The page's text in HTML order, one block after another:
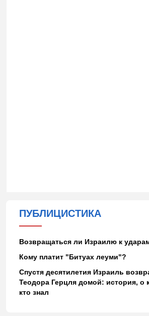
ПУБЛИЦИСТИКА
Возвращаться ли Израилю к
Кому платит "Битуах леуми"?
Спустя десятилетия Израиль
Теодора Герцля домой: история, о
кто знал